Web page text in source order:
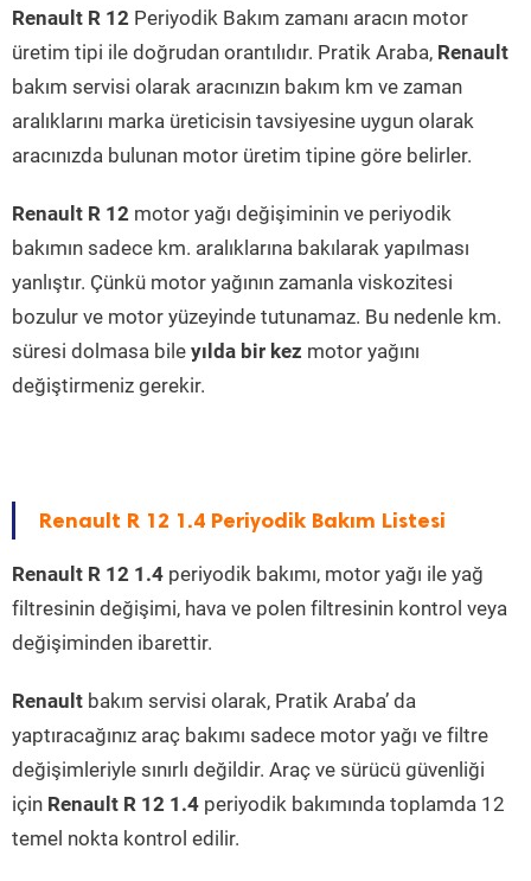
Renault R 12 Periyodik Bakım zamanı aracın motor
üretim tipi ile doğrudan orantılıdır. Pratik Araba, Renault
bakım servisi olarak aracınızın bakım km ve zaman
aralıklarını marka üreticisin tavsiyesine uygun olarak
aracınızda bulunan motor üretim tipine göre belirler.
Renault R 12 motor yağı değişiminin ve periyodik
bakımın sadece km. aralıklarına bakılarak yapılması
yanlıştır. Çünkü motor yağının zamanla viskozitesi
bozulur ve motor yüzeyinde tutunamaz. Bu nedenle km.
süresi dolmasa bile yılda bir kez motor yağını
değiştirmeniz gerekir.
Renault R 12 1.4 Periyodik Bakım Listesi
Renault R 12 1.4 periyodik bakımı, motor yağı ile yağ
filtresinin değişimi, hava ve polen filtresinin kontrol veya
değişiminden ibarettir.
Renault bakım servisi olarak, Pratik Araba’ da
yaptıracağınız araç bakımı sadece motor yağı ve filtre
değişimleriyle sınırlı değildir. Araç ve sürücü güvenliği
için Renault R 12 1.4 periyodik bakımında toplamda 12
temel nokta kontrol edilir.